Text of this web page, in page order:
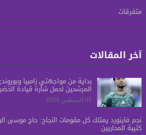
متفرقات
آخر المقالات
بدايةً من مواجهتي زامبيا
المرشحين لحمل شارة قيادة الخضر
07 أغسطس 2026
نجم فاينورد يمتلك كل مقومات النجاح: حاج موسى
كتيبة المحاربين